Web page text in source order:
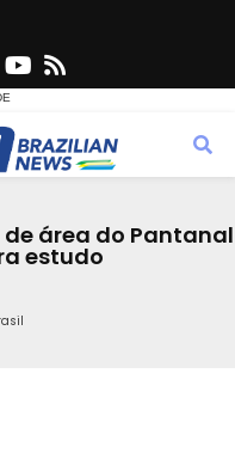
G
Y
u
t
b
s
área do Pantanal
estudo